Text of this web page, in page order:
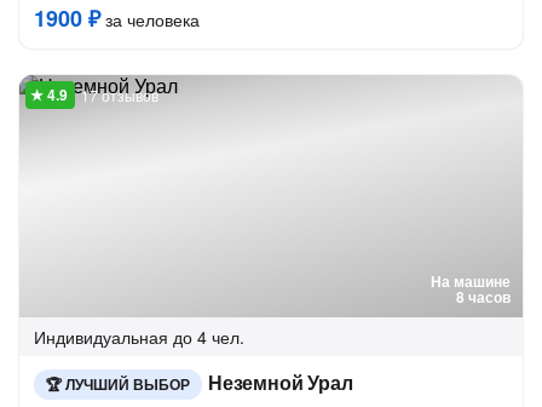
1900 ₽за человека
На машине
8 часов
17 отзывов
Индивидуальная до 4 чел.
ЛУЧШИЙ ВЫБОР Неземной Урал